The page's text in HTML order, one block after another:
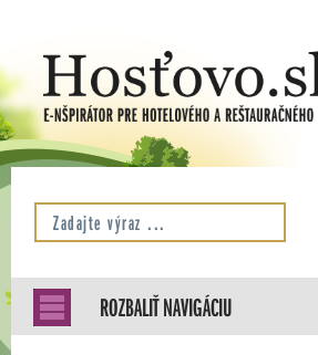
ROZBALIŤ NAVIGÁCIU